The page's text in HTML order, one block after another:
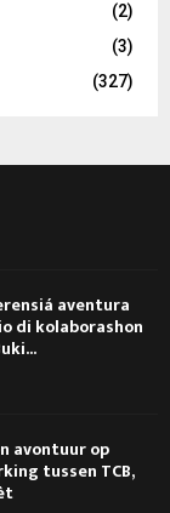
(2)
(3)
(327)
aventura
di kolaborashon
avontuur op
tussen TCB,